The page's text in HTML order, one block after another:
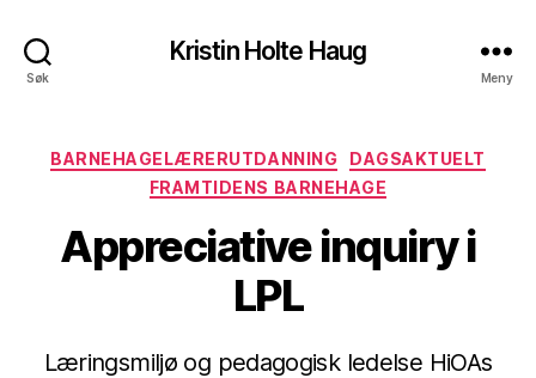
Søk
Kristin Holte Haug
Meny
Kategorier
BARNEHAGELÆRERUTDANNING
DAGSAKTUELT
FRAMTIDENS BARNEHAGE
Appreciative inquiry i
LPL
Læringsmiljø og pedagogisk ledelse HiOAs